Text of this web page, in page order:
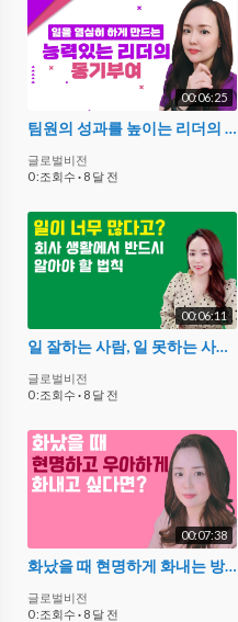
00:06:25
팀원의 성과를 높이는 리더의 동기부여 방법 3가지
글로벌비전
0 :조회수 · 8 달 전
00:06:11
일 잘하는 사람, 일 못하는 사람의 시간관리 차이
글로벌비전
0 :조회수 · 8 달 전
00:07:38
화났을 때 현명하게 화내는 방법. 분노 다스리기.
글로벌비전
0 :조회수 · 8 달 전